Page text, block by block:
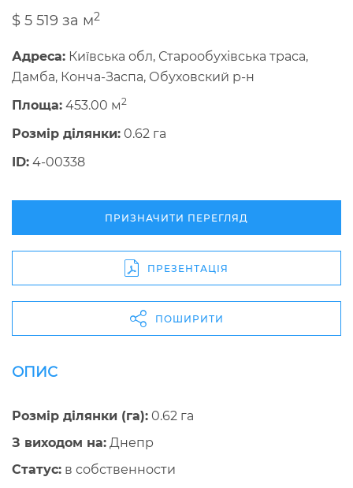
$ 5 519 за м2
Адреса: Київська обл, Старообухівська траса,
Дамба, Конча-Заспа, Обуховский р-н
Площа: 453.00 м2
Розмір ділянки: 0.62 га
ID: 4-00338
ПРИЗНАЧИТИ ПЕРЕГЛЯД
ПРЕЗЕНТАЦІЯ
ПОШИРИТИ
ОПИС
Розмір ділянки (га): 0.62 га
З виходом на: Днепр
Cтатус: в собственности